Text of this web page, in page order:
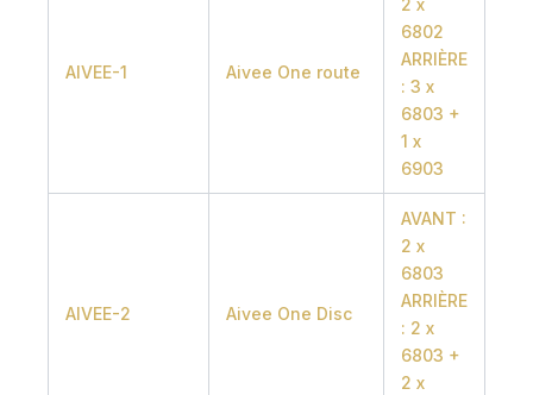
AIVEE-1 Aivee One route
6802
ARRIÈRE
: 3 x
6803 +
1 x
6903
AIVEE-2 Aivee One Disc
AVANT :
2 x
6803
ARRIÈRE
: 2 x
6803 +
2 x